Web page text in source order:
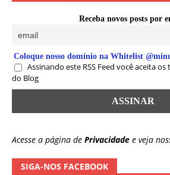
Receba novos posts por
Coloque nosso domínio na Whitelist
Assinando este RSS Feed você aceita
do Blog
Acesse a página de Privacidade e veja
SIGA-NOS FACEBOOK